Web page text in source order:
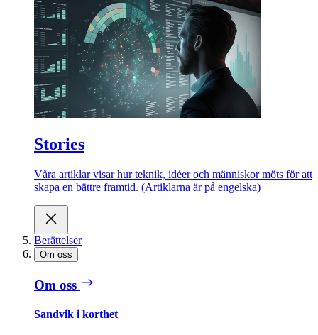
Stories
Våra artiklar visar hur teknik, idéer och människor möts för att
skapa en bättre framtid. (Artiklarna är på engelska)
Berättelser
Om oss
Om oss
Sandvik i korthet